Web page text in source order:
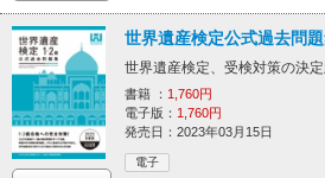
世界遺産検定公式過去問
世界遺産検定、受検対策の決定
書籍 ： 1,760円
電子版： 1,760円
発売日：2023年03月15日
電子